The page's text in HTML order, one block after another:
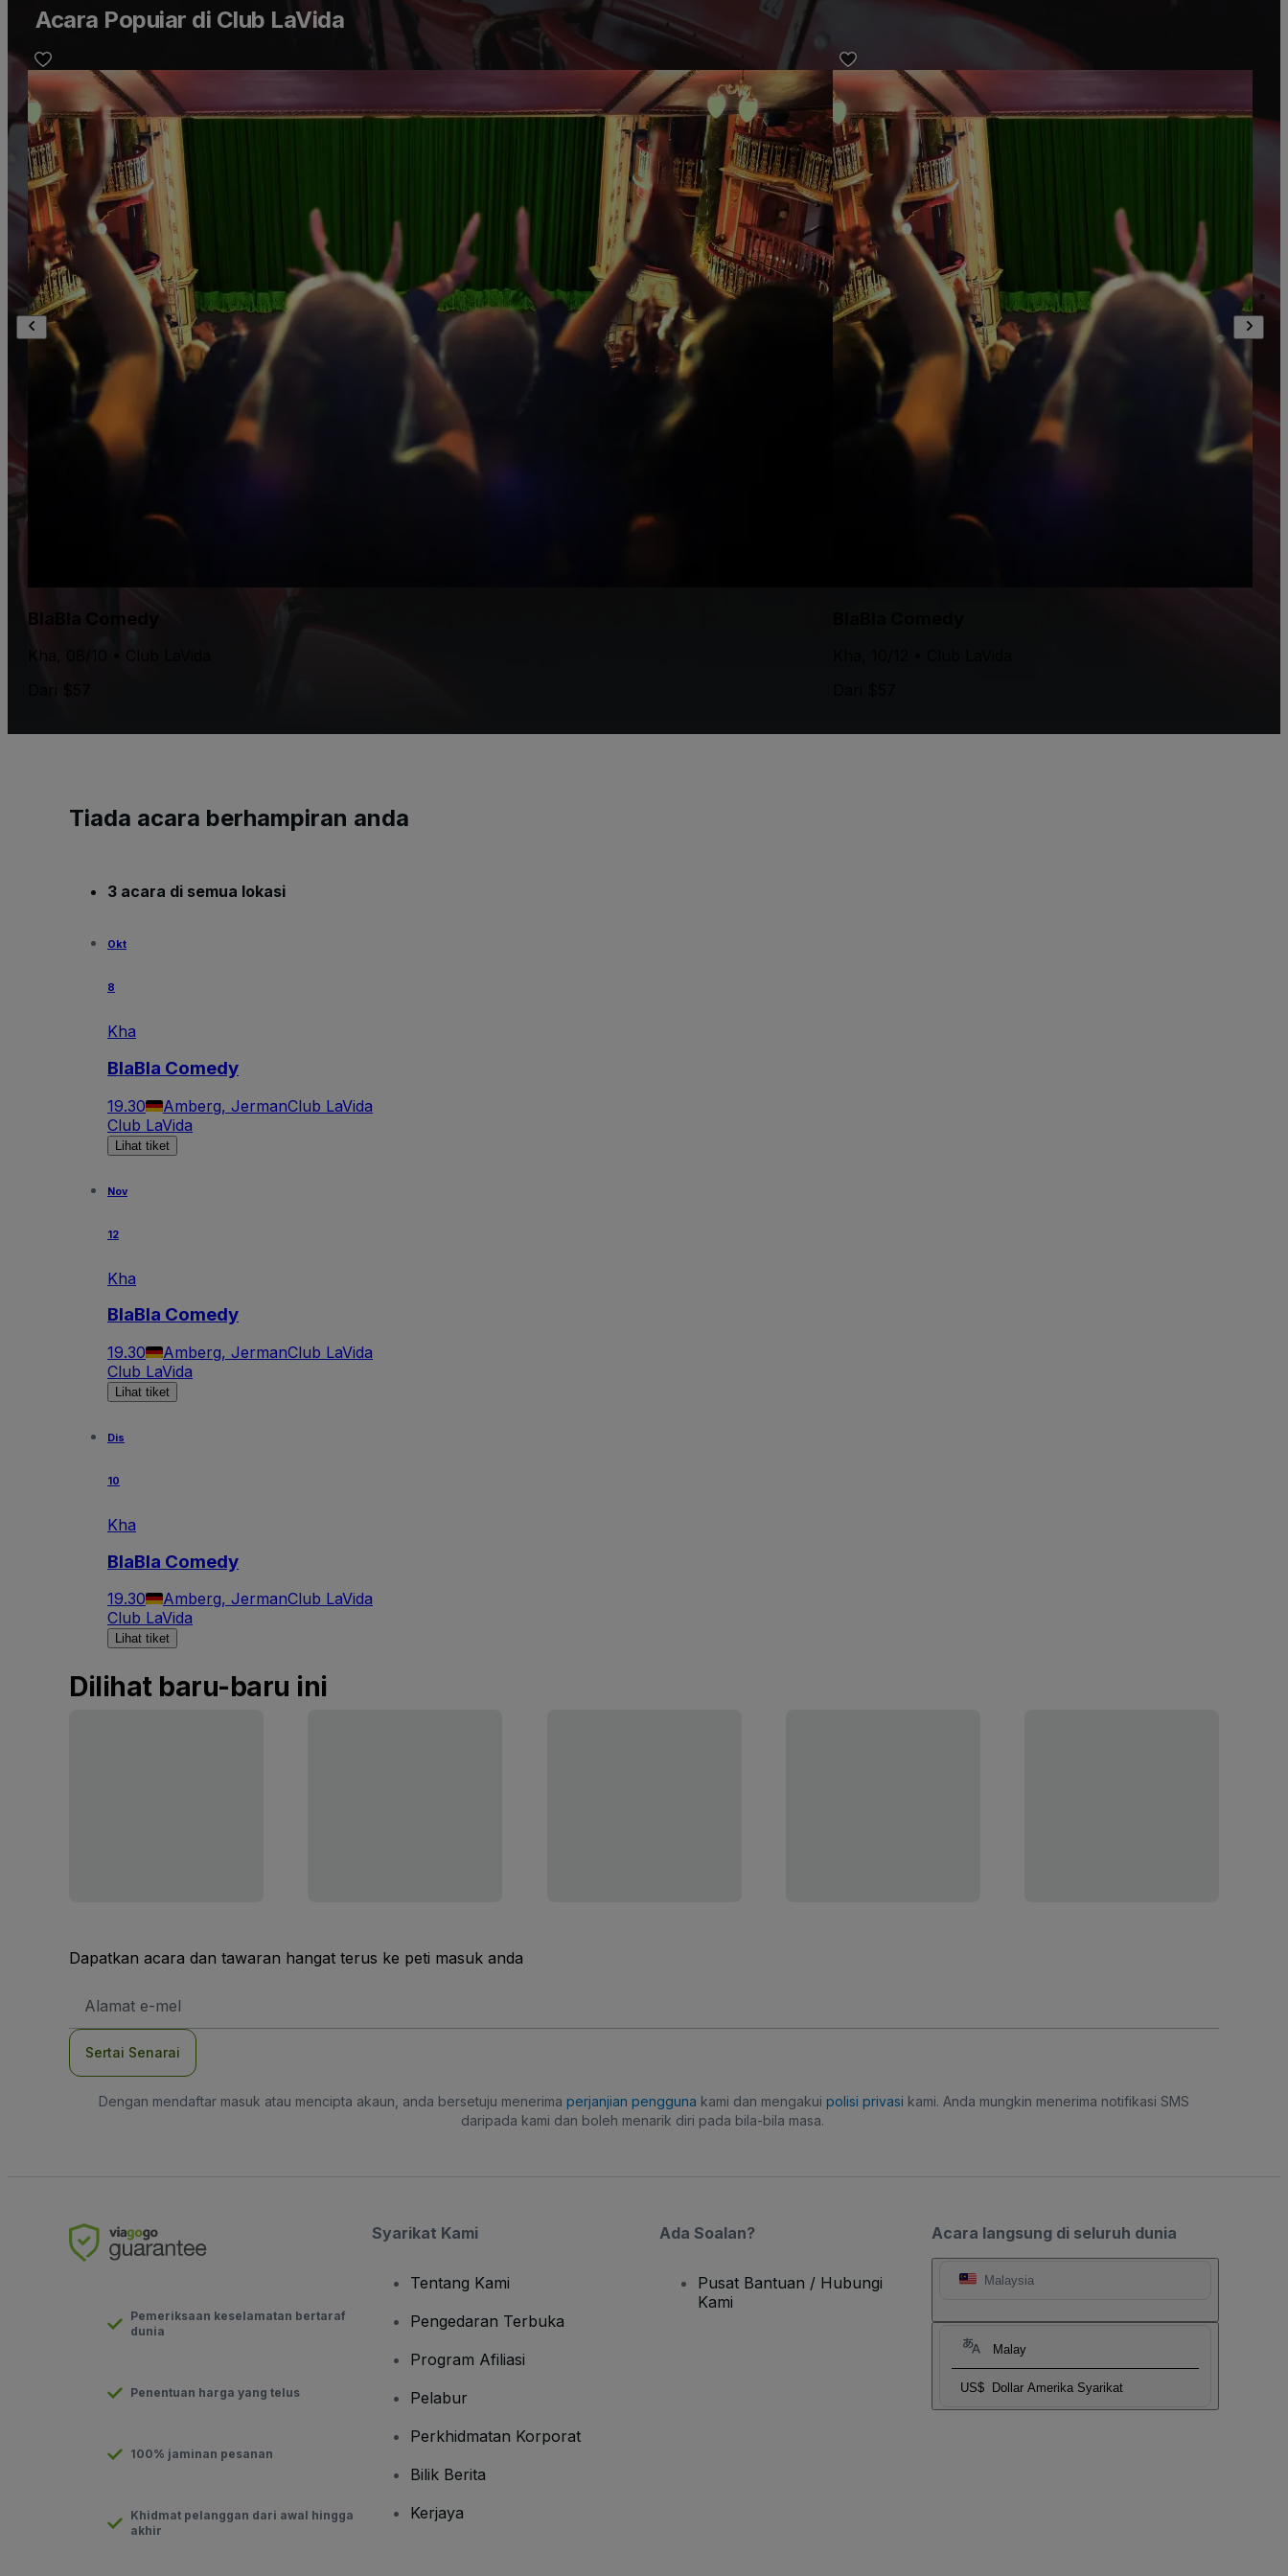
Acara Popuiar di Club LaVida
BlaBla Comedy
Kha, 08/10 • Club LaVida
Tiada acara berhampiran anda
3 acara di semua lokasi
Okt
8
Kha
BlaBla Comedy
19.30 Amberg, JermanClub LaVida
Club LaVida
Lihat tiket
Nov
12
Kha
BlaBla Comedy
19.30 Amberg, JermanClub LaVida
Club LaVida
Lihat tiket
Dis
10
Kha
BlaBla Comedy
19.30 Amberg, JermanClub LaVida
Club LaVida
Lihat tiket
Dilihat baru-baru ini
Dapatkan acara dan tawaran hangat terus ke peti masuk anda
E-
Sertai Senarai
Dengan mendaftar masuk atau mencipta akaun, anda bersetuju menerima perjanjian pengguna kami dan mengakui polisi privasi kami. Anda mungkin menerima notifikasi SMS
daripada kami dan boleh menarik diri pada bila-bila masa.
Acara langsung di seluruh dunia
Malaysia
Malay
US$ Dollar Amerika Syarikat
Pemeriksaan keselamatan bertaraf
dunia
Penentuan harga yang telus
100% jaminan pesanan
Khidmat pelanggan dari awal hingga
akhir
Syarikat Kami
Tentang Kami
Pengedaran Terbuka
Program Afiliasi
Pelabur
Perkhidmatan Korporat
Bilik Berita
Kerjaya
Ada Soalan?
Pusat Bantuan / Hubungi
Kami